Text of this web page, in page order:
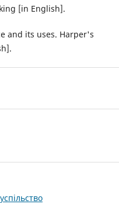
[in English].
and its uses. Harper's